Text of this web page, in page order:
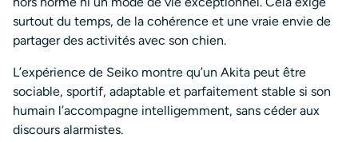
surtout du temps, de la cohérence et une vraie envie de
partager des activités avec son chien.
L’expérience de Seiko montre qu’un Akita peut être
sociable, sportif, adaptable et parfaitement stable si son
humain l’accompagne intelligemment, sans céder aux
discours alarmistes.